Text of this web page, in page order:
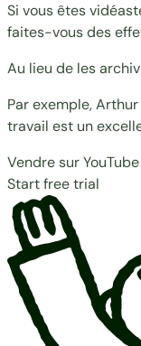
Si vous êtes
faites-vous des
Au lieu de les
Par exemple,
travail est un
Vendre sur
Start free trial